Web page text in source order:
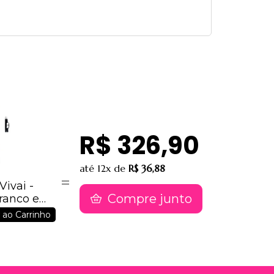
-
e
Carrinho
R$ 326,90
até 12x de R$ 36,88
Compre junto